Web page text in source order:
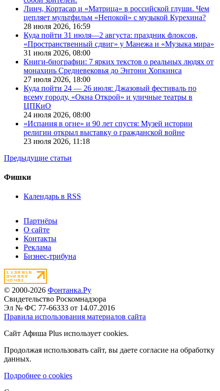
Линч, Кортасар и «Матрица» в российской глуши. Чем
цепляет мультфильм «Непокой» с музыкой Курехина?
28 июля 2026, 16:59
Куда пойти 31 июля—2 августа: праздник флоксов,
«Пространственный сдвиг» у Манежа и «Музыка мира»
31 июля 2026, 08:00
Книги-биографии: 7 ярких текстов о реальных людях от
монахинь Средневековья до Энтони Хопкинса
27 июля 2026, 18:00
Куда пойти 24 — 26 июля: Джазовый фестиваль по
всему городу, «Окна Открой» и уличные театры в
ЦПКиО
24 июля 2026, 08:00
«Испания в огне» и 90 лет спустя: Музей истории
религии открыл выставку о гражданской войне
23 июля 2026, 11:18
Предыдущие статьи
Фишки
Календарь в RSS
Партнёры
О сайте
Контакты
Реклама
Бизнес-трибуна
© 2000-2026 Фонтанка.Ру
Свидетельство Роскомнадзора
Эл № ФС 77-66333 от 14.07.2016
Правила использования материалов сайта
Сайт Афиша Plus использует cookies.
Продолжая использовать сайт, вы даете согласие на обработку
данных.
Подробнее о cookies